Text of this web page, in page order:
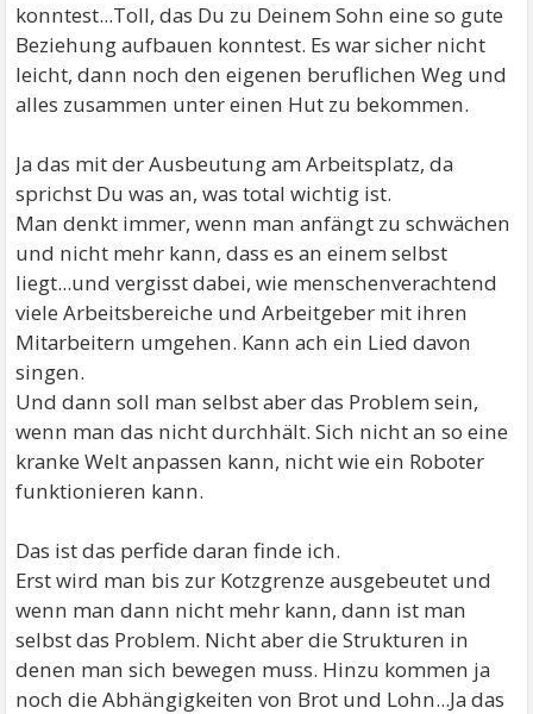
konntest...Toll, das Du zu Deinem Sohn eine so gute
Beziehung aufbauen konntest. Es war sicher nicht
leicht, dann noch den eigenen beruflichen Weg und
alles zusammen unter einen Hut zu bekommen.
Ja das mit der Ausbeutung am Arbeitsplatz, da
sprichst Du was an, was total wichtig ist.
Man denkt immer, wenn man anfängt zu schwächen
und nicht mehr kann, dass es an einem selbst
liegt...und vergisst dabei, wie menschenverachtend
viele Arbeitsbereiche und Arbeitgeber mit ihren
Mitarbeitern umgehen. Kann ach ein Lied davon
singen.
Und dann soll man selbst aber das Problem sein,
wenn man das nicht durchhält. Sich nicht an so eine
kranke Welt anpassen kann, nicht wie ein Roboter
funktionieren kann.
Das ist das perfide daran finde ich.
Erst wird man bis zur Kotzgrenze ausgebeutet und
wenn man dann nicht mehr kann, dann ist man
selbst das Problem. Nicht aber die Strukturen in
denen man sich bewegen muss. Hinzu kommen ja
noch die Abhängigkeiten von Brot und Lohn...Ja das